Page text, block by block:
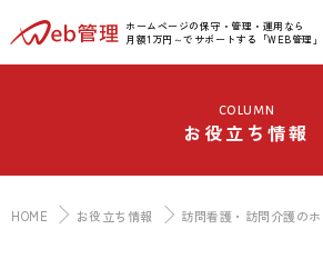
ホームページの保守・管理・運用なら
月額1万円～でサポートする「WEB管理」
column
お役立ち情報
HOME お役立ち情報 訪問看護・訪問介護の